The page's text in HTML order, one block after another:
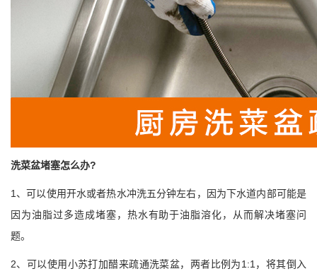
洗菜盆堵塞怎么办?
1、可以使用开水或者热水冲洗五分钟左右，因为下水道内部可能是
因为油脂过多造成堵塞，热水有助于油脂溶化，从而解决堵塞问
题。
2、可以使用小苏打加醋来疏通洗菜盆，两者比例为1:1，将其倒入